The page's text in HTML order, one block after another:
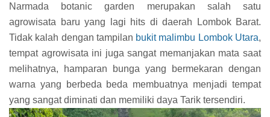
Narmada botanic garden merupakan salah satu
agrowisata baru yang lagi hits di daerah Lombok Barat.
Tidak kalah dengan tampilan bukit malimbu Lombok Utara,
tempat agrowisata ini juga sangat memanjakan mata saat
melihatnya, hamparan bunga yang bermekaran dengan
warna yang berbeda beda membuatnya menjadi tempat
yang sangat diminati dan memiliki daya Tarik tersendiri.